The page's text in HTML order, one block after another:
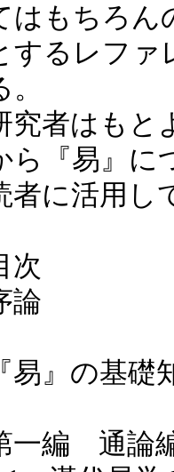
はもちろん
するレファ
。
究者はもと
ら『易』に
者に活用し
次
論
『易』の基礎
一編 通論